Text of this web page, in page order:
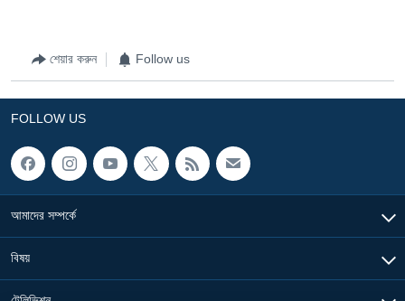
শেয়ার করুন Follow us
FOLLOW US
আমাদের সম্পর্কে
বিষয়